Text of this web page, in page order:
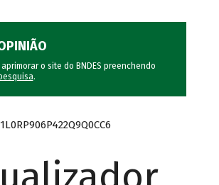
o site do BNDES preenchendo
.